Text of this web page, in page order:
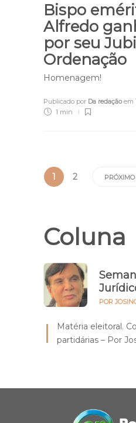
Bispo
Alfredo
por seu
Ordenação
Homenagem!
Publicado por Da redaçãoem
1 min
1 2 PRÓXIMO
Coluna
POR
Matéria eleitoral.
partidárias – Por